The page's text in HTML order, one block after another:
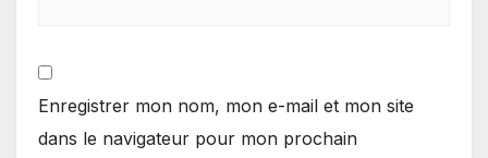
Enregistrer mon nom, mon e-mail et mon site
dans le navigateur pour mon prochain